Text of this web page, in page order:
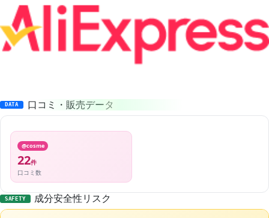
DATA 口コミ・販売データ
@cosme
22件
口コミ数
SAFETY 成分安全性リスク